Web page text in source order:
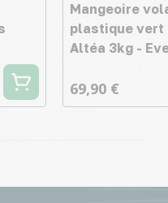
Mangeoire
plastique vert
Altéa 3kg -
69,90 €